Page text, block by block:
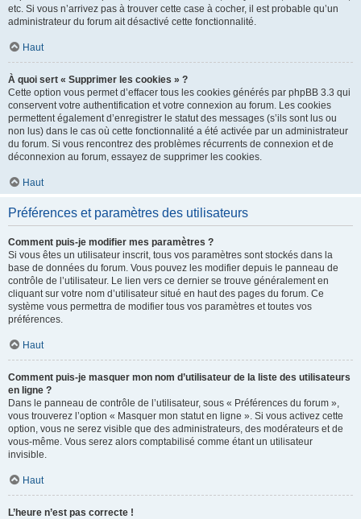
etc. Si vous n’arrivez pas à trouver cette case à cocher, il est probable qu’un
administrateur du forum ait désactivé cette fonctionnalité.
Haut
À quoi sert « Supprimer les cookies » ?
Cette option vous permet d’effacer tous les cookies générés par phpBB 3.3 qui
conservent votre authentification et votre connexion au forum. Les cookies
permettent également d’enregistrer le statut des messages (s’ils sont lus ou
non lus) dans le cas où cette fonctionnalité a été activée par un administrateur
du forum. Si vous rencontrez des problèmes récurrents de connexion et de
déconnexion au forum, essayez de supprimer les cookies.
Haut
Préférences et paramètres des utilisateurs
Comment puis-je modifier mes paramètres ?
Si vous êtes un utilisateur inscrit, tous vos paramètres sont stockés dans la
base de données du forum. Vous pouvez les modifier depuis le panneau de
contrôle de l’utilisateur. Le lien vers ce dernier se trouve généralement en
cliquant sur votre nom d’utilisateur situé en haut des pages du forum. Ce
système vous permettra de modifier tous vos paramètres et toutes vos
préférences.
Haut
Comment puis-je masquer mon nom d’utilisateur de la liste des utilisateurs
en ligne ?
Dans le panneau de contrôle de l’utilisateur, sous « Préférences du forum »,
vous trouverez l’option « Masquer mon statut en ligne ». Si vous activez cette
option, vous ne serez visible que des administrateurs, des modérateurs et de
vous-même. Vous serez alors comptabilisé comme étant un utilisateur
invisible.
Haut
L’heure n’est pas correcte !